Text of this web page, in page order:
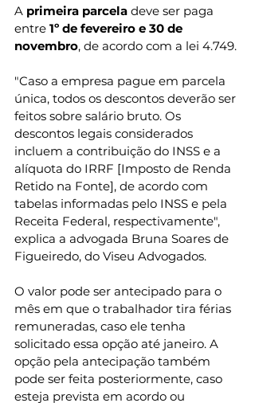
A primeira parcela deve ser paga
entre 1º de fevereiro e 30 de
novembro, de acordo com a lei 4.749.
"Caso a empresa pague em parcela
única, todos os descontos deverão ser
feitos sobre salário bruto. Os
descontos legais considerados
incluem a contribuição do INSS e a
alíquota do IRRF [Imposto de Renda
Retido na Fonte], de acordo com
tabelas informadas pelo INSS e pela
Receita Federal, respectivamente",
explica a advogada Bruna Soares de
Figueiredo, do Viseu Advogados.
O valor pode ser antecipado para o
mês em que o trabalhador tira férias
remuneradas, caso ele tenha
solicitado essa opção até janeiro. A
opção pela antecipação também
pode ser feita posteriormente, caso
esteja prevista em acordo ou